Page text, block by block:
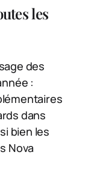
les
des
:
dans
bien les
Nova